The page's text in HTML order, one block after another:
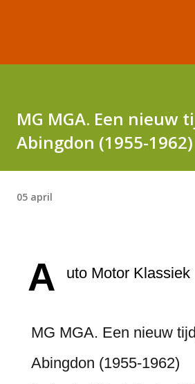
MG MGA. Een nieuw
Abingdon (1955-1962)
05 april
A uto Motor Klassiek
MG MGA. Een nieuw
Abingdon (1955-1962)